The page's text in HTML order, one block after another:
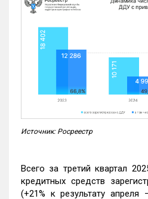
Источник: Росреестр
Всего за третий квартал
кредитных средств
(+21% к результату